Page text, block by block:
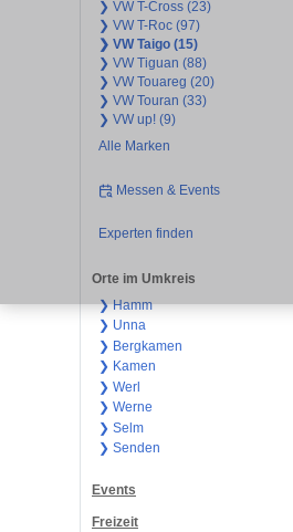
❯ VW T-Cross (23)
❯ VW T-Roc (97)
❯ VW Taigo (15)
❯ VW Tiguan (88)
❯ VW Touareg (20)
❯ VW Touran (33)
❯ VW up! (9)
Alle Marken
Messen & Events
Experten finden
Orte im Umkreis
❯ Hamm
❯ Unna
❯ Bergkamen
❯ Kamen
❯ Werl
❯ Werne
❯ Selm
❯ Senden
Events
Freizeit